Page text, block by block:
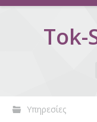
Tok-
Υπηρεσίες